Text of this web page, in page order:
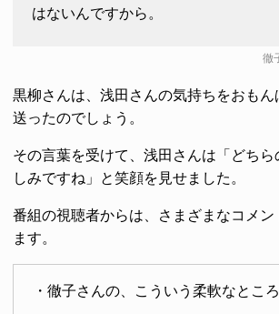
はないんですから。
徹
黒柳さんは、浅田さんの気持ちをおもん
送ったのでしょう。
その言葉を受けて、浅田さんは「どち
しみですね」と笑顔を見せました。
番組の視聴者からは、さまざまなコメン
ます。
・徹子さんの、こういう柔軟なところ